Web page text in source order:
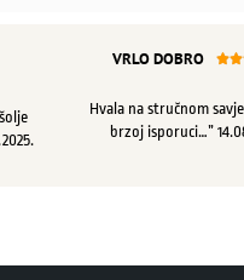
VRLO DOBRO 
Hvala na stručnom
brzoj isporuci…”